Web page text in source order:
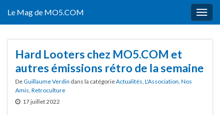
Le Mag de MO5.COM
Hard Looters chez MO5.COM et
autres émissions rétro de la semaine
DeGuillaume Verdin dans la catégorieActualités, L'Association, Nos
Amis, Retroculture
17 juillet 2022